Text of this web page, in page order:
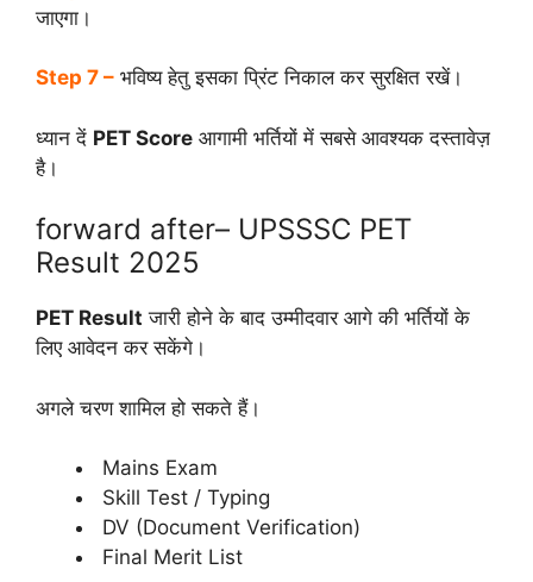
जाएगा।
Step 7 – भविष्य हेतु इसका प्रिंट निकाल कर सुरक्षित रखें।
ध्यान दें PET Score आगामी भर्तियों में सबसे आवश्यक दस्तावेज़
है।
forward after– UPSSSC PET
Result 2025
PET Result जारी होने के बाद उम्मीदवार आगे की भर्तियों के
लिए आवेदन कर सकेंगे।
अगले चरण शामिल हो सकते हैं।
Mains Exam
Skill Test / Typing
DV (Document Verification)
Final Merit List